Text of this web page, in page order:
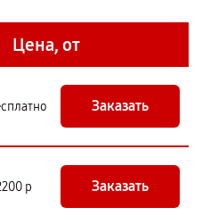
Цена, от
Заказать
р Заказать